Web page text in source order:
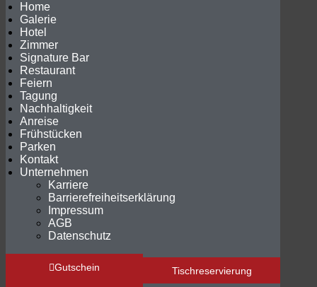
Home
Galerie
Hotel
Zimmer
Signature Bar
Restaurant
Feiern
Tagung
Nachhaltigkeit
Anreise
Frühstücken
Parken
Kontakt
Unternehmen
Karriere
Barrierefreiheitserklärung
Impressum
AGB
Datenschutz
Gutschein Tischreservierung